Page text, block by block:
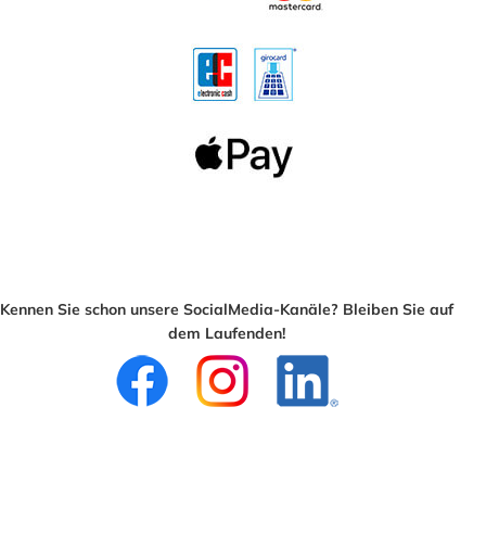
Kennen Sie schon unsere SocialMedia-Kanäle? Bleiben Sie auf
dem Laufenden!